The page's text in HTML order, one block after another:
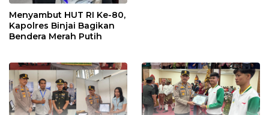
Menyambut HUT RI Ke-80,
Kapolres Binjai Bagikan
Bendera Merah Putih